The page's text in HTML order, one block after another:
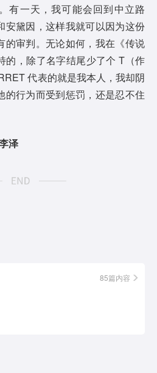
有一天，我可能会回到中立路
安黛因，这样我就可以因为这份
的审判。无论如何，我在《传说
的，除了名字结尾少了个 T（作
代表的就是我本人，我却阴
的行为而受到惩罚，还是忍不住
泽
85篇内容